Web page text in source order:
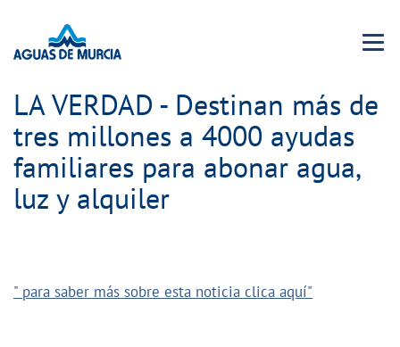
Menu
LA VERDAD - Destinan más de
tres millones a 4000 ayudas
familiares para abonar agua,
luz y alquiler
" para saber más sobre esta noticia clica aquí"